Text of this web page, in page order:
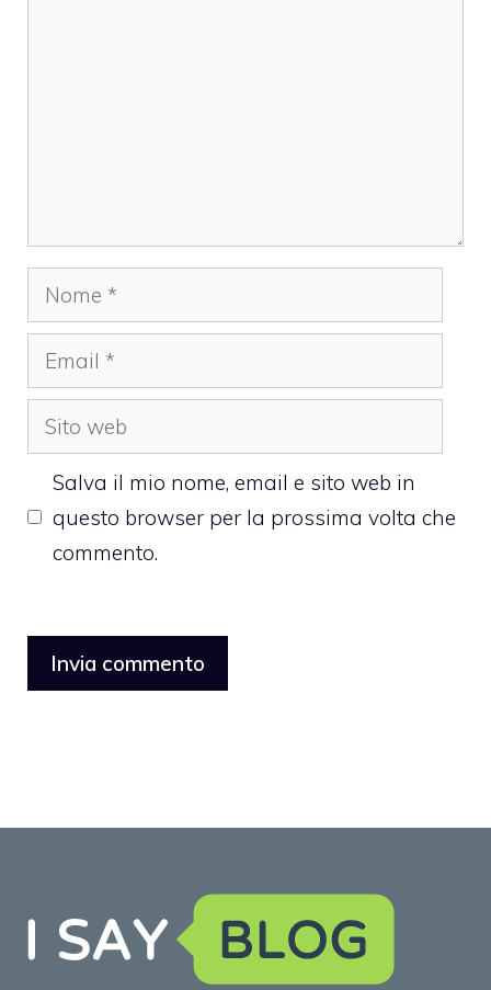
Nome
Email
Sito
web
Salva il mio nome, email e sito web in
questo browser per la prossima volta che
commento.